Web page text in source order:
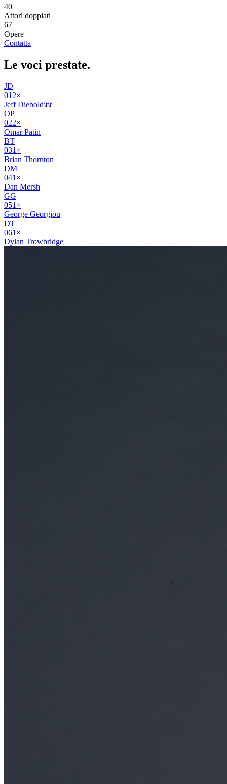
40
Attori doppiati
67
Opere
Contatta
Le voci prestate.
JD
01 2×
Jeff Diebold\t\t
OP
022×
Omar Patin
BT
031 ×
Brian Thornton
DM
041 ×
Dan Mersh
GG
051 ×
George Georgiou
DT
061 ×
Dylan Trowbridge